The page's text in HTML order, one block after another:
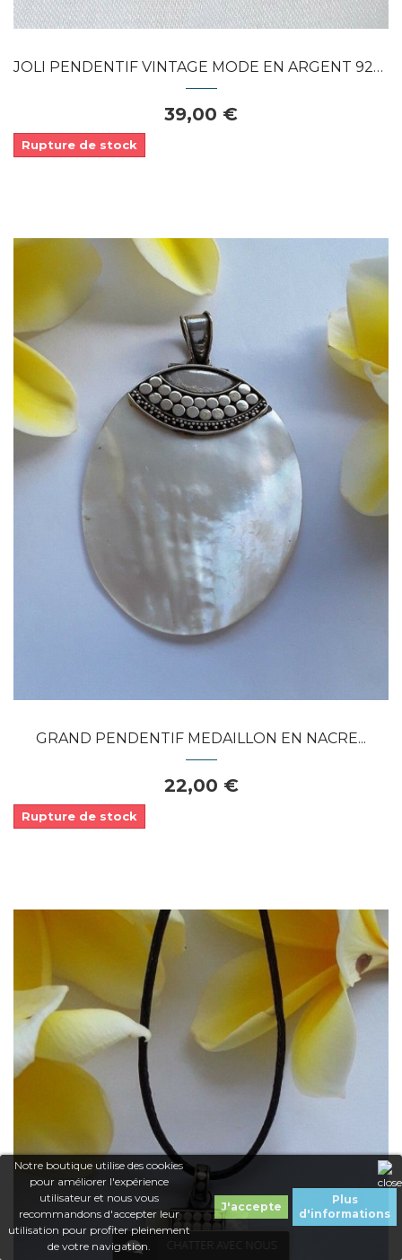
Notre boutique utilise des cookies
pour améliorer l'expérience
utilisateur et nous vous
recommandons d'accepter leur
utilisation pour profiter pleinement
de votre navigation.
J'accepte
Plus
d'informations
JOLI PENDENTIF VINTAGE MODE EN ARGENT 925...
39,00 €
Rupture de stock
Dans mon panier
APERÇU RAPIDE
GRAND PENDENTIF MEDAILLON EN NACRE...
22,00 €
Rupture de stock
Dans mon panier
CHATTER AVEC NOUS